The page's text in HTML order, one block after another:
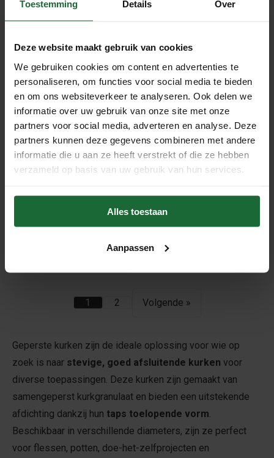
Toestemming Details Over
Deze website maakt gebruik van cookies
We gebruiken cookies om content en advertenties te
personaliseren, om functies voor social media te bieden
en om ons websiteverkeer te analyseren. Ook delen we
informatie over uw gebruik van onze site met onze
partners voor social media, adverteren en analyse. Deze
partners kunnen deze gegevens combineren met andere
informatie die u aan ze heeft verstrekt of die ze hebben
verzameld op basis van uw gebruik van hun services.
Alles toestaan
Aanpassen
Kurk24 Geperste Conische
kurk - 32 x 25 / 31 mm
Kurk24 Geperste Conische
kurk - 35 x 27 / 38 mm
€16,95
1 2 Volgende »
Geperste kurken zijn de ideale oplossing voor wie op
zoek is naar stevige, goed afsluitende kurken voor
diverse toepassingen. Deze kurken zijn gemaakt van
samengeperst kurkgranulaat en bieden een uitstekende
afdichting dankzij hun taps toelopende vorm.
Beschikbaar in verschillende diameters, zijn ze perfect
voor flessen, potten, doe-het-zelfprojecten en